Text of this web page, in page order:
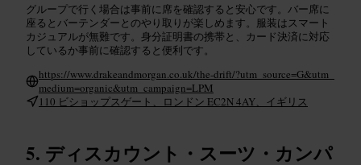
グループで行く場合は事前に席を確認すると安心です。バー席に
座るとバーテンダーとのやり取りが楽しめます。服装はスマート
カジュアルが無難です。身分証明書の携帯と、カード決済に対応
しているか事前に確認すると便利です。
https://www.drakeandmorgan.co.uk/the-drift/?utm_source=G&utm_
medium=organic&utm_campaign=LPM
110 ビショップスゲート、ロンドン EC2N 4AY、イギリス
ディスカウント・スーツ・カンパ